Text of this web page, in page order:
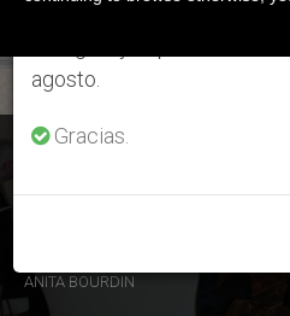
ÚLTIMAS NOTICIAS
Estados Unidos: Mensaje del
ANITA BOURDIN
agosto.
Gracias.